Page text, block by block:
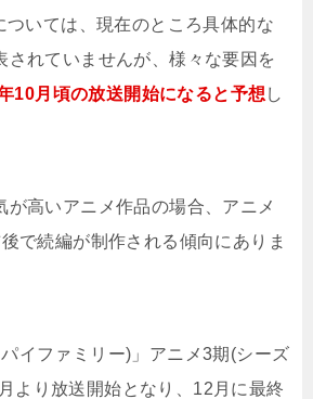
ついては、現在のところ具体的な
されていませんが、様々な要因を
10月頃の放送開始になると予想 し
が高いアニメ作品の場合、アニメ
で続編が制作される傾向にありま
パイファミリー)」アニメ3期(シーズ
より放送開始となり、12月に最終